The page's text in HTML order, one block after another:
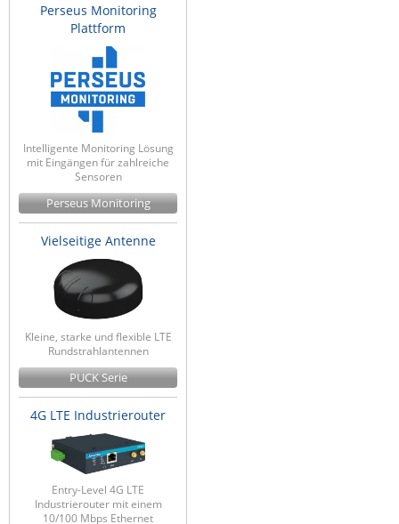
Perseus Monitoring
Plattform
Intelligente Monitoring Lösung
mit Eingängen für zahlreiche
Sensoren
Perseus Monitoring
Vielseitige Antenne
Kleine, starke und flexible LTE
Rundstrahlantennen
PUCK Serie
4G LTE Industrierouter
Entry-Level 4G LTE
Industrierouter mit einem
10/100 Mbps Ethernet